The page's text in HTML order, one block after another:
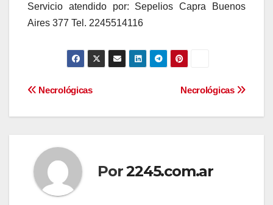
Servicio atendido por: Sepelios Capra Buenos
Aires 377 Tel. 2245514116
Navegación
de
entradas
Necrológicas
Necrológicas
Por2245.com.ar